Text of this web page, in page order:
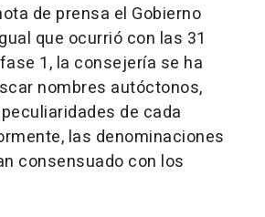
de prensa el Gobierno
que ocurrió con las 31
1, la consejería se ha
nombres autóctonos,
de cada
las denominaciones
consensuado con los